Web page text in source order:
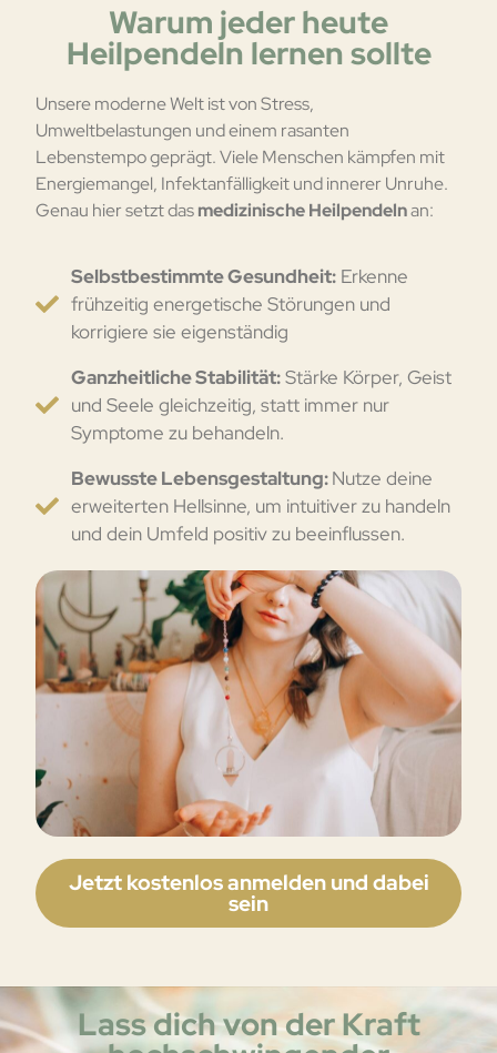
Warum jeder heute
Heilpendeln lernen sollte
Unsere moderne Welt ist von Stress,
Umweltbelastungen und einem rasanten
Lebenstempo geprägt. Viele Menschen kämpfen mit
Energiemangel, Infektanfälligkeit und innerer Unruhe.
Genau hier setzt dasmedizinische Heilpendelnan:
Selbstbestimmte Gesundheit:Erkenne
frühzeitig energetische Störungen und
korrigiere sie eigenständig
Ganzheitliche Stabilität:Stärke Körper, Geist
und Seele gleichzeitig, statt immer nur
Symptome zu behandeln.
Bewusste Lebensgestaltung:Nutze deine
erweiterten Hellsinne, um intuitiver zu handeln
und dein Umfeld positiv zu beeinflussen.
Jetzt kostenlos anmelden und dabei
sein
Lass dich von der Kraft